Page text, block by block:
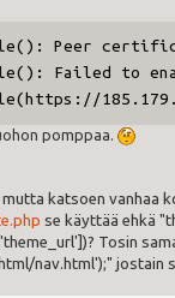
Peer
Failed to
pomppaa.
katsoen vanhaa
se käyttää ehkä
Tosin
nav.html');" jostain